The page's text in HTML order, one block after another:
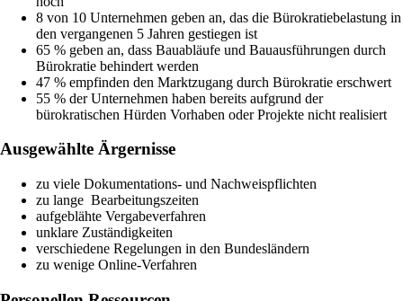
8 von 10 Unternehmen geben an, das die Bürokratiebelastung in
den vergangenen 5 Jahren gestiegen ist
65 % geben an, dass Bauabläufe und Bauausführungen durch
Bürokratie behindert werden
47 % empfinden den Marktzugang durch Bürokratie erschwert
55 % der Unternehmen haben bereits aufgrund der
bürokratischen Hürden Vorhaben oder Projekte nicht realisiert
Ausgewählte Ärgernisse
zu viele Dokumentations- und Nachweispflichten
zu lange Bearbeitungszeiten
aufgeblähte Vergabeverfahren
unklare Zuständigkeiten
verschiedene Regelungen in den Bundesländern
zu wenige Online-Verfahren